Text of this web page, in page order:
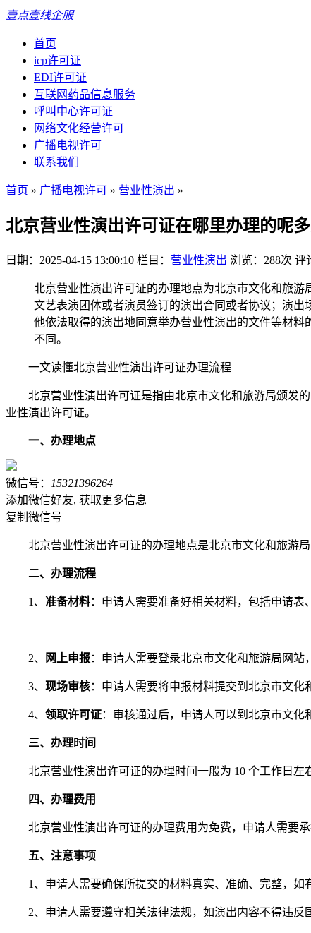
壹点壹线企服
首页
icp许可证
EDI许可证
互联网药品信息服务
呼叫中心许可证
网络文化经营许可
广播电视许可
联系我们
首页 » 广播电视许可 » 营业性演出 »
北京营业性演出许可证在哪里办理的呢
日期：2025-04-15 13:00:10 栏目： 营业性演出 浏览：288次 评
北京营业性演出许可证的办理地点为北京市文化和旅
文艺表演团体或者演员签订的演出合同或者协议；演
他依法取得的演出地同意举办营业性演出的文件等材
不同。
一文读懂北京营业性演出许可证办理流程
北京营业性演出许可证是指由北京市文化和旅游局颁发
业性演出许可证。
一、办理地点
微信号：
15321396264
添加微信好友, 获取更多信息
复制微信号
北京营业性演出许可证的办理地点是北京市文化和旅游
二、办理流程
1、 准备材料：申请人需要准备好相关材料，包括申请表
2、 网上申报：申请人需要登录北京市文化和旅游局网站
3、 现场审核：申请人需要将申报材料提交到北京市文化
4、 领取许可证：审核通过后，申请人可以到北京市文化
三、办理时间
北京营业性演出许可证的办理时间一般为 10 个工作日
四、办理费用
北京营业性演出许可证的办理费用为免费，申请人需要
五、注意事项
1、申请人需要确保所提交的材料真实、准确、完整，如
2、申请人需要遵守相关法律法规，如演出内容不得违反